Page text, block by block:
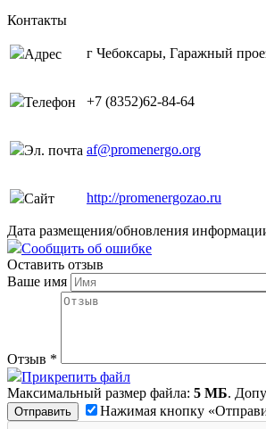
Контакты
Адрес г Чебоксары, Гаражный
Телефон +7 (8352)62-84-64
Эл. почта af@promenergo.org
Сайт http://promenergozao.ru
Дата размещения/обновления
Сообщить об ошибке
Оставить отзыв
Ваше имя
Отзыв *
Прикрепить файл
Максимальный размер файла: 5 МБ.
Нажимая кнопку